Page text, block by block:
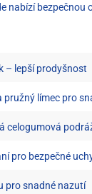
nabízí bezpečnou
– lepší prodyšnost
pružný límec pro
celogumová
pro bezpečné
pro snadné nazutí